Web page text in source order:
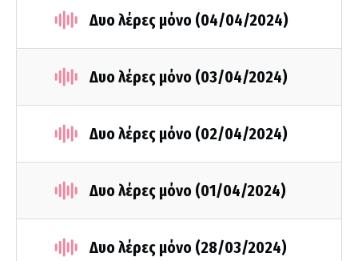
Δυο λέρες μόνο (04/04/2024)
Δυο λέρες μόνο (03/04/2024)
Δυο λέρες μόνο (02/04/2024)
Δυο λέρες μόνο (01/04/2024)
Δυο λέρες μόνο (28/03/2024)